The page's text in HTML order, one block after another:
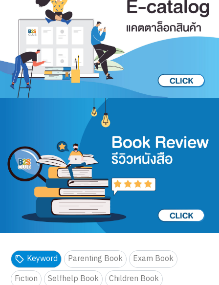
Keyword Parenting Book
Exam Book
Fiction
Selfhelp Book
Children Book